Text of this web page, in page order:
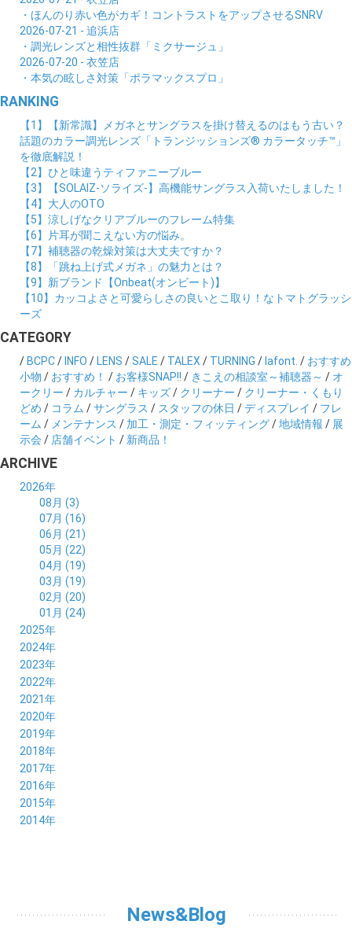
・ほんのり赤い色がカギ！コントラストをアップさせるSNRV
2026-07-21 - 追浜店
・調光レンズと相性抜群「ミクサージュ」
2026-07-20 - 衣笠店
・本気の眩しさ対策「ポラマックスプロ」
RANKING
【1】【新常識】メガネとサングラスを掛け替えるのはもう古い？
話題のカラー調光レンズ「トランジッションズ® カラータッチ™」
を徹底解説！
【2】ひと味違うティファニーブルー
【3】【SOLAIZ-ソライズ-】高機能サングラス入荷いたしました！
【4】大人のOTO
【5】涼しげなクリアブルーのフレーム特集
【6】片耳が聞こえない方の悩み。
【7】補聴器の乾燥対策は大丈夫ですか？
【8】「跳ね上げ式メガネ」の魅力とは？
【9】新ブランド【Onbeat(オンビート)】
【10】カッコよさと可愛らしさの良いとこ取り！なトマトグラッシ
ーズ
CATEGORY
/ BCPC/ INFO / LENS /SALE / TALEX / TURNING / lafont. / おすすめ
小物 / おすすめ！ / お客様SNAP!! / きこえの相談室～補聴器～ / オ
ークリー / カルチャー / キッズ/ クリーナー / クリーナー・くもり
どめ / コラム /サングラス / スタッフの休日 /ディスプレイ / フレ
ーム / メンテナンス / 加工・測定・フィッティング/地域情報 / 展
示会 / 店舗イベント / 新商品！
ARCHIVE
2026年
08月 (3)
07月 (16)
06月 (21)
05月 (22)
04月 (19)
03月 (19)
02月 (20)
01月 (24)
2025年
12月 (14)
11月 (17)
10月 (21)
09月 (20)
08月 (20)
07月 (18)
06月 (22)
05月 (21)
04月 (19)
03月 (19)
02月 (19)
01月 (21)
2024年
12月 (19)
11月 (21)
10月 (23)
09月 (23)
08月 (20)
07月 (21)
06月 (22)
05月 (18)
04月 (26)
03月 (23)
02月 (29)
2023年
12月 (19)
11月 (19)
10月 (20)
09月 (22)
08月 (24)
07月 (26)
06月 (25)
05月 (28)
04月 (26)
03月 (30)
2022年
12月 (36)
11月 (16)
10月 (22)
09月 (20)
08月 (18)
07月 (21)
06月 (23)
05月 (25)
04月 (20)
2021年
12月 (18)
11月 (19)
10月 (20)
09月 (24)
08月 (35)
07月 (17)
06月 (25)
05月 (31)
2020年
12月 (19)
11月 (23)
10月 (24)
09月 (29)
08月 (26)
07月 (25)
06月 (21)
2019年
12月 (26)
11月 (21)
10月 (26)
09月 (26)
08月 (31)
07月 (22)
2018年
12月 (22)
11月 (28)
10月 (23)
09月 (27)
08月 (24)
2017年
12月 (20)
11月 (22)
10月 (21)
2016年
12月 (26)
11月 (21)
2015年
12月 (36)
06月 (15)
2014年
News&Blog